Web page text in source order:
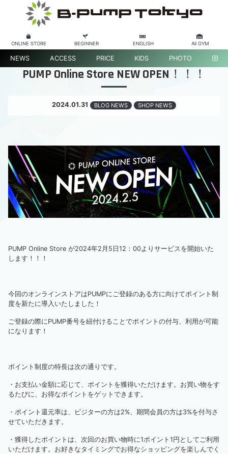
ONLINE STORE BEGINNER ENGLISH All GYM
NEWS ACCESS PRICE KIDS PHOTO
PUMP Online Store NEW OPEN！！！
2024.01.31 BLOG NEWS SHOP NEWS
PUMP Online Store が2024年2月5日12：00よりサービスを開始いた
します！！！
今回のオンラインストアはPUMPにご登録のある方に向けてポイント制
度を新たに導入いたしました！
ご登録の際にPUMP番号を紐付けることでポイントの付与、利用が可能
になります！
ポイント制度の特長は次の通りです。
・お支払い金額に応じて、ポイントを獲得いただけます。お買い物をす
るたびに、お得なポイントをゲットできます。
・ポイント還元率は、ビジターの方は2%、期間会員の方は3%を付与さ
せていただきます。
・獲得したポイントは、次回のお買い物時に1ポイント1円としてご利用
いただけます。お好きなタイミングでお得なショッピングを楽しんでく